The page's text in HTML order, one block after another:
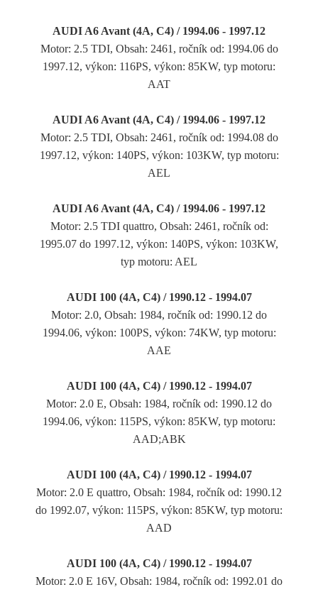
AUDI A6 Avant (4A, C4) / 1994.06 - 1997.12
Motor: 2.5 TDI, Obsah: 2461, ročník od: 1994.06 do
1997.12, výkon: 116PS, výkon: 85KW, typ motoru:
AAT
AUDI A6 Avant (4A, C4) / 1994.06 - 1997.12
Motor: 2.5 TDI, Obsah: 2461, ročník od: 1994.08 do
1997.12, výkon: 140PS, výkon: 103KW, typ motoru:
AEL
AUDI A6 Avant (4A, C4) / 1994.06 - 1997.12
Motor: 2.5 TDI quattro, Obsah: 2461, ročník od:
1995.07 do 1997.12, výkon: 140PS, výkon: 103KW,
typ motoru: AEL
AUDI 100 (4A, C4) / 1990.12 - 1994.07
Motor: 2.0, Obsah: 1984, ročník od: 1990.12 do
1994.06, výkon: 100PS, výkon: 74KW, typ motoru:
AAE
AUDI 100 (4A, C4) / 1990.12 - 1994.07
Motor: 2.0 E, Obsah: 1984, ročník od: 1990.12 do
1994.06, výkon: 115PS, výkon: 85KW, typ motoru:
AAD;ABK
AUDI 100 (4A, C4) / 1990.12 - 1994.07
Motor: 2.0 E quattro, Obsah: 1984, ročník od: 1990.12
do 1992.07, výkon: 115PS, výkon: 85KW, typ motoru:
AAD
AUDI 100 (4A, C4) / 1990.12 - 1994.07
Motor: 2.0 E 16V, Obsah: 1984, ročník od: 1992.01 do